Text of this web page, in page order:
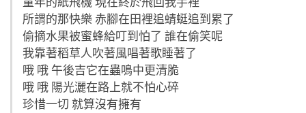
所謂的那快樂 赤腳在田裡追蜻蜓追到累了
偷摘水果被蜜蜂給叮到怕了 誰在偷笑呢
我靠著稻草人吹著風唱著歌睡著了
哦 哦 午後吉它在蟲鳴中更清脆
哦 哦 陽光灑在路上就不怕心碎
珍惜一切 就算沒有擁有